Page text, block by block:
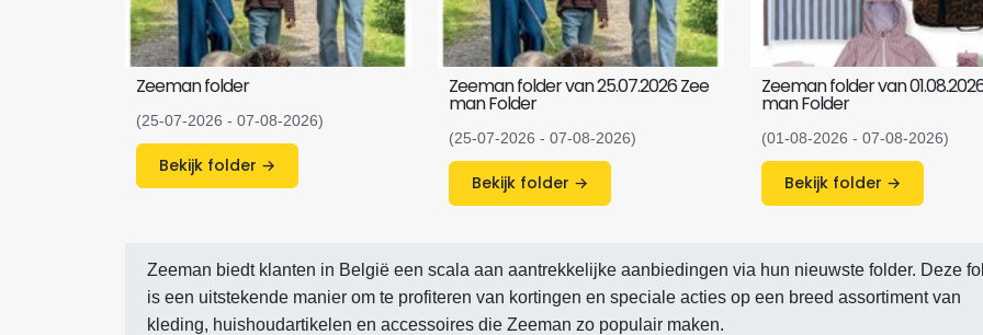
Zeeman folder
(25-07-2026 - 07-08-2026)
Bekijk folder →
Zeeman folder van 25.07.2026 Zee
man Folder
(25-07-2026 - 07-08-2026)
Bekijk folder →
Zeeman folder van
man Folder
(01-08-2026 - 07-08-2026)
Bekijk folder →
Zeeman biedt klanten in België een scala aan aantrekkelijke aanbiedingen via hun nieuwste folder. Deze
is een uitstekende manier om te profiteren van kortingen en speciale acties op een breed assortiment van
kleding, huishoudartikelen en accessoires die Zeeman zo populair maken.